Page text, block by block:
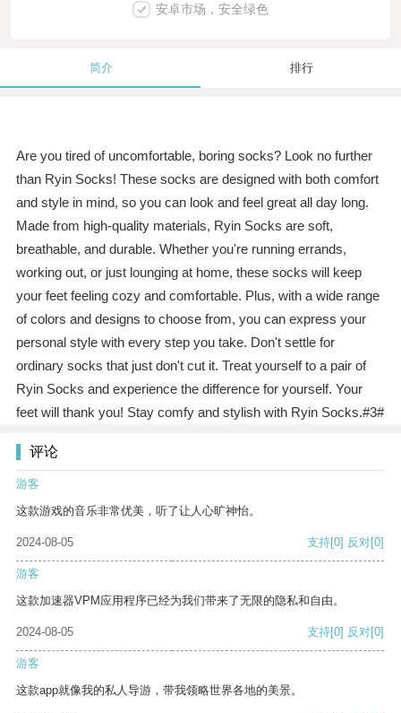
安卓市场，安全绿色
简介 排行
Are you tired of uncomfortable, boring socks? Look no further
than Ryin Socks! These socks are designed with both comfort
and style in mind, so you can look and feel great all day long.
Made from high-quality materials, Ryin Socks are soft,
breathable, and durable. Whether you're running errands,
working out, or just lounging at home, these socks will keep
your feet feeling cozy and comfortable. Plus, with a wide range
of colors and designs to choose from, you can express your
personal style with every step you take. Don't settle for
ordinary socks that just don't cut it. Treat yourself to a pair of
Ryin Socks and experience the difference for yourself. Your
feet will thank you! Stay comfy and stylish with Ryin Socks.#3#
评论
游客
这款游戏的音乐非常优美，听了让人心旷神怡。
2024-08-05 支持[0] 反对[0]
游客
这款加速器VPM应用程序已经为我们带来了无限的隐私和自由。
2024-08-05 支持[0] 反对[0]
游客
这款app就像我的私人导游，带我领略世界各地的美景。